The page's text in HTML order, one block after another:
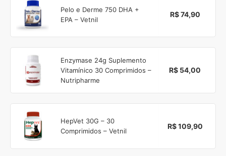
Pelo e Derme 750 DHA +
EPA – Vetnil
R$ 74,90
Enzymase 24g Suplemento
Vitamínico 30 Comprimidos –
Nutripharme
R$ 54,00
HepVet 30G – 30
Comprimidos – Vetnil
R$ 109,90